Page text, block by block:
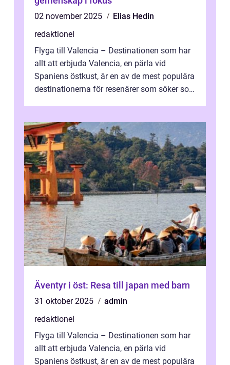
02 november 2025
Elias Hedin
redaktionel
Flyga till Valencia – Destinationen som har
allt att erbjuda Valencia, en pärla vid
Spaniens östkust, är en av de mest populära
destinationerna för resenärer som söker sol,
Äventyr i öst: Resa till japan med barn
31 oktober 2025
admin
redaktionel
Flyga till Valencia – Destinationen som har
allt att erbjuda Valencia, en pärla vid
Spaniens östkust, är en av de mest populära